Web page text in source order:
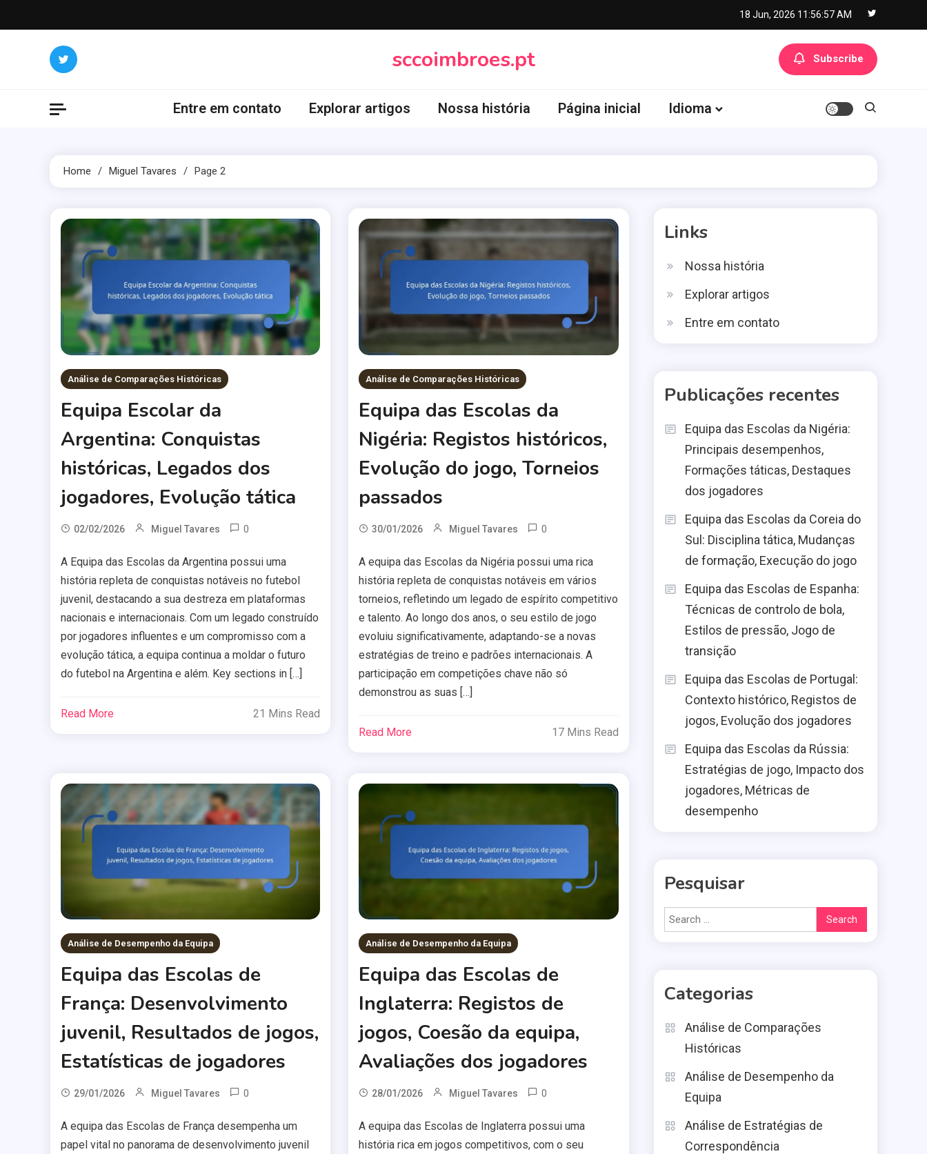
to
18 Jun, 2026 11:56:58 AM
sccoimbroes.pt Subscribe
Entre em contato Explorar artigos Nossa história Página inicial Idioma
Home Miguel Tavares Page 2
Análise de Comparações Históricas
Equipa Escolar da
Argentina: Conquistas
históricas, Legados dos
jogadores, Evolução tática
02/02/2026 Miguel Tavares 0
A Equipa das Escolas da Argentina possui uma
história repleta de conquistas notáveis no futebol
juvenil, destacando a sua destreza em plataformas
nacionais e internacionais. Com um legado construído
por jogadores influentes e um compromisso com a
evolução tática, a equipa continua a moldar o futuro
do futebol na Argentina e além. Key sections in […]
Read More 21 Mins Read
Análise de Comparações Históricas
Equipa das Escolas da
Nigéria: Registos históricos,
Evolução do jogo, Torneios
passados
30/01/2026 Miguel Tavares 0
A equipa das Escolas da Nigéria possui uma rica
história repleta de conquistas notáveis em vários
torneios, refletindo um legado de espírito competitivo
e talento. Ao longo dos anos, o seu estilo de jogo
evoluiu significativamente, adaptando-se a novas
estratégias de treino e padrões internacionais. A
participação em competições chave não só
demonstrou as suas […]
Read More 17 Mins Read
Análise de Desempenho da Equipa
Equipa das Escolas de
França: Desenvolvimento
juvenil, Resultados de jogos,
Estatísticas de jogadores
29/01/2026 Miguel Tavares 0
A equipa das Escolas de França desempenha um
papel vital no panorama de desenvolvimento juvenil
Análise de Desempenho da Equipa
Equipa das Escolas de
Inglaterra: Registos de
jogos, Coesão da equipa,
Avaliações dos jogadores
28/01/2026 Miguel Tavares 0
A equipa das Escolas de Inglaterra possui uma
história rica em jogos competitivos, com o seu
Links
Nossa história
Explorar artigos
Entre em contato
Publicações recentes
Equipa das Escolas da Nigéria:
Principais desempenhos,
Formações táticas, Destaques
dos jogadores
Equipa das Escolas da Coreia do
Sul: Disciplina tática, Mudanças
de formação, Execução do jogo
Equipa das Escolas de Espanha:
Técnicas de controlo de bola,
Estilos de pressão, Jogo de
transição
Equipa das Escolas de Portugal:
Contexto histórico, Registos de
jogos, Evolução dos jogadores
Equipa das Escolas da Rússia:
Estratégias de jogo, Impacto dos
jogadores, Métricas de
desempenho
Pesquisar
Search
for:
Categorias
Análise de Comparações
Históricas
Análise de Desempenho da
Equipa
Análise de Estratégias de
Correspondência